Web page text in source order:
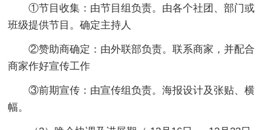
①节目收集：由节目组负责。由各个社团、部门或
班级提供节目。确定主持人
②赞助商确定：由外联部负责。联系商家，并配合
商家作好宣传工作
③前期宣传：由宣传组负责。海报设计及张贴、横
幅。